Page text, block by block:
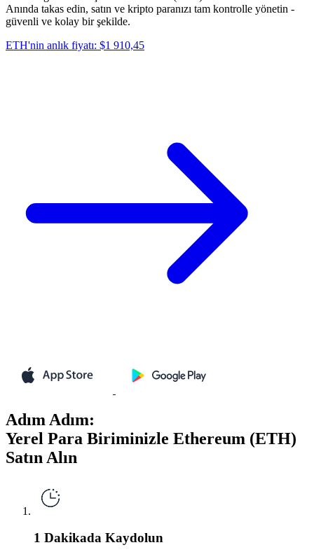
Anında takas edin, satın ve kripto paranızı tam kontrolle yönetin -
güvenli ve kolay bir şekilde.
ETH'nin anlık fiyatı: $1 910,45
Adım Adım:
Yerel Para Biriminizle Ethereum (ETH)
Satın Alın
1 Dakikada Kaydolun